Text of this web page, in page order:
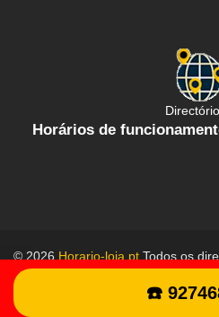
Horários de
© 2026Horario-loja.ptTodos os
Política de proteção de dados
Contate-Nos
☎️